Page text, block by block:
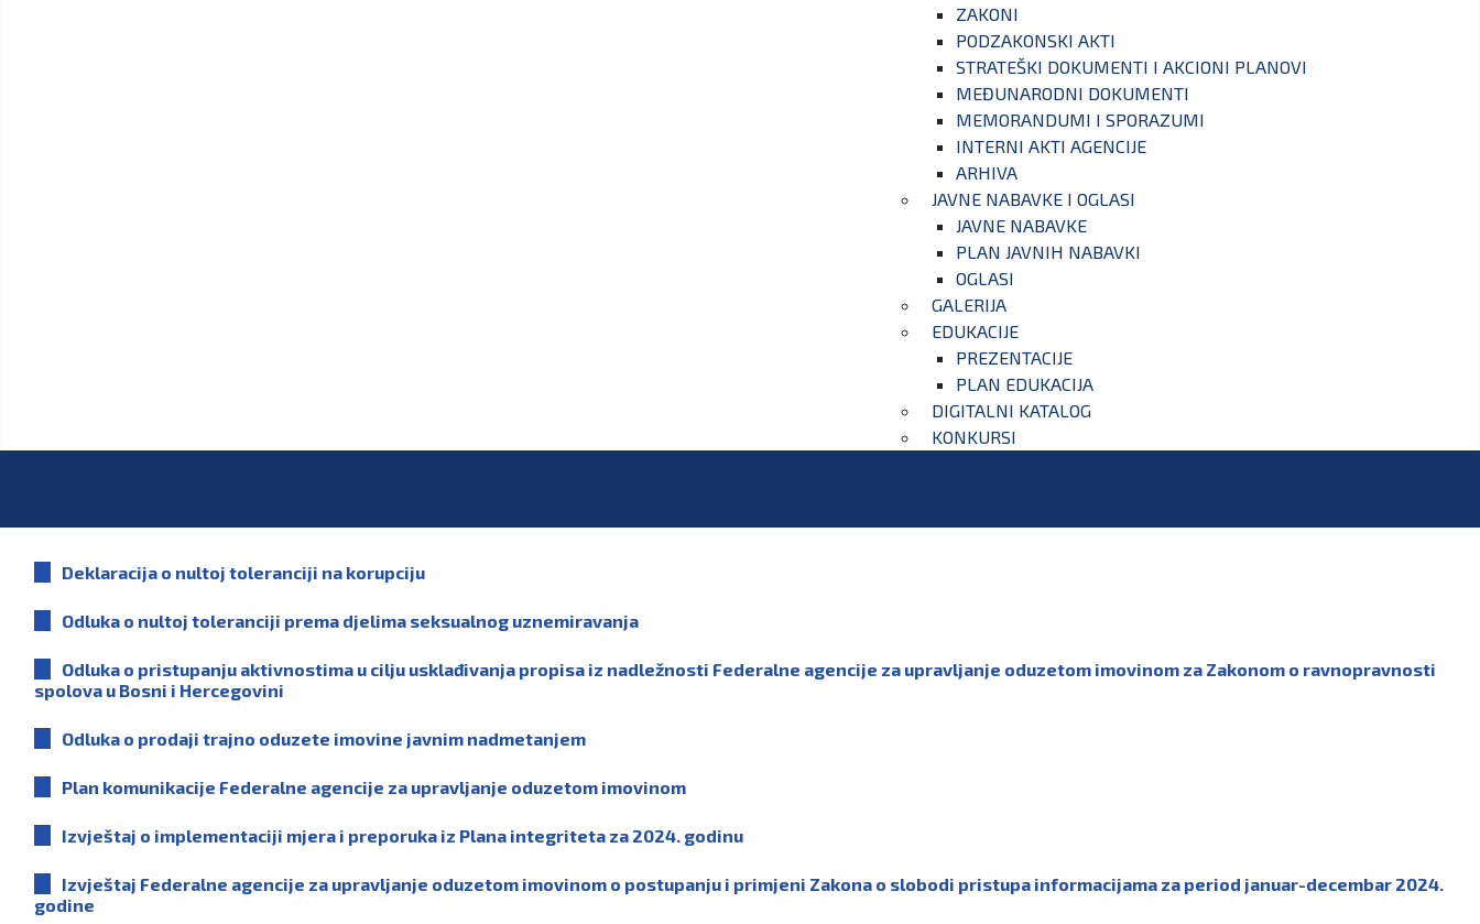
ZAKONI
PODZAKONSKI AKTI
STRATEŠKI DOKUMENTI I AKCIONI PLANOVI
MEĐUNARODNI DOKUMENTI
MEMORANDUMI I SPORAZUMI
INTERNI AKTI AGENCIJE
ARHIVA
JAVNE NABAVKE I OGLASI
JAVNE NABAVKE
PLAN JAVNIH NABAVKI
OGLASI
GALERIJA
EDUKACIJE
PREZENTACIJE
PLAN EDUKACIJA
DIGITALNI KATALOG
KONKURSI
Deklaracija o nultoj toleranciji na korupciju
Odluka o nultoj toleranciji prema djelima seksualnog uznemiravanja
Odluka o pristupanju aktivnostima u cilju usklađivanja propisa iz nadležnosti Federalne agencije za upravljanje oduzetom imovinom za Zakonom o ravnopravnosti
spolova u Bosni i Hercegovini
Odluka o prodaji trajno oduzete imovine javnim nadmetanjem
Plan komunikacije Federalne agencije za upravljanje oduzetom imovinom
Izvještaj o implementaciji mjera i preporuka iz Plana integriteta za 2024. godinu
Izvještaj Federalne agencije za upravljanje oduzetom imovinom o postupanju i primjeni Zakona o slobodi pristupa informacijama za period januar-decembar 2024.
godine